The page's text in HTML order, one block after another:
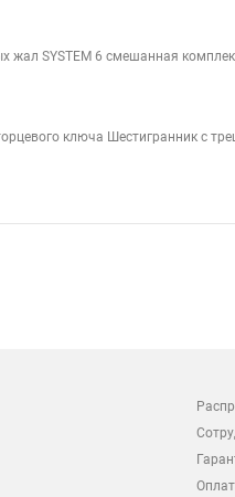
жал SYSTEM 6 смешанная
ключа Шестигранник с